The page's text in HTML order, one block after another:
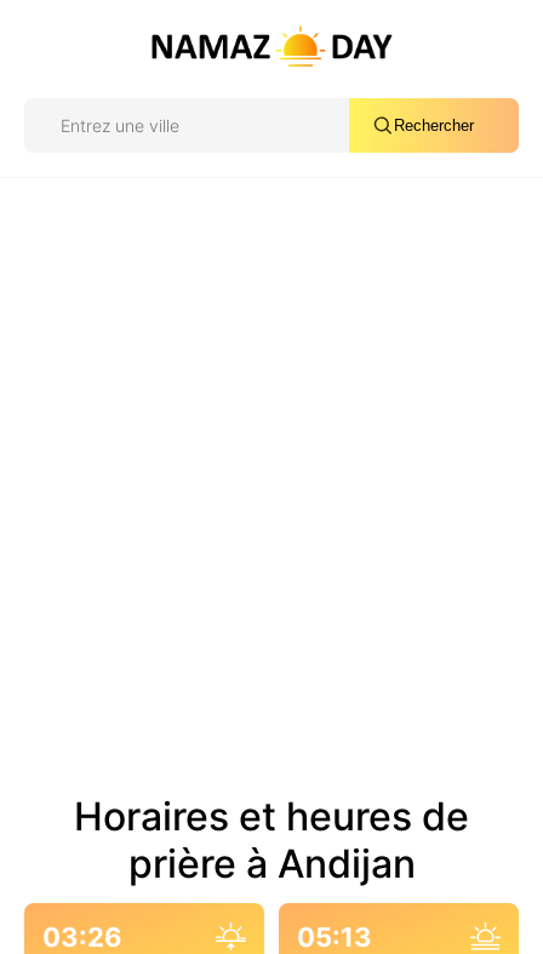
Rechercher
Horaires et heures de
prière à Andijan
03:26 05:13